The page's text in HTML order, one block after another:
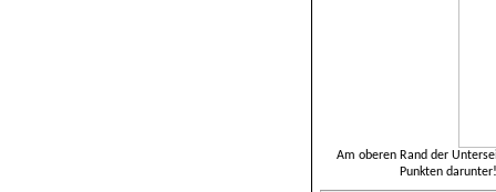
Am oberen Rand der
Punkten